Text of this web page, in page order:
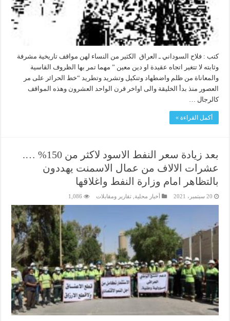
كتب : فلاح السوداني ـ العراق الكثير من النساء لهن مواقف تاريخية مشرفة
وثابته لا تتغير اتجاه عقيدة او دين معين ” مهما تمر بها الظروف القاسية
والمعاناة من ظلم واضطهاد وتنكيل وتشريد وتطريد “خط الحرائر على مر
العصور منذ بدأ الخليقة والى اواخر قرن الواحد العشرون وهذه المواقف
كالرجال …
أكمل القراءة »
بعد زيادة سعر النفط الاسود لاكثر من ‎%‎150 ….
عشرات الالاف من عمال الاسمنت يهددون
بالتظاهر امام وزارة النفط واغلاقها
20 سبتمبر، 2021 أخبار محلية ,تقارير ومقابلات 1,086